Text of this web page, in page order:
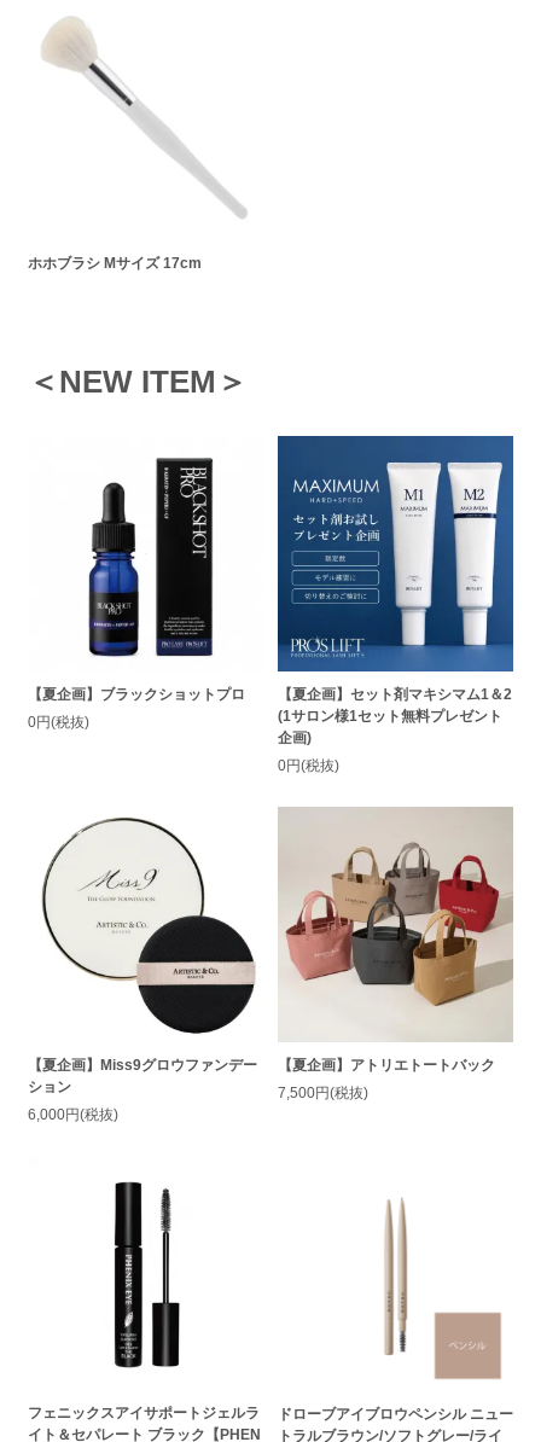
ホホブラシ Mサイズ 17cm
＜NEW ITEM＞
【夏企画】ブラックショットプロ
0円(税抜)
【夏企画】セット剤マキシマム1＆2
(1サロン様1セット無料プレゼント
企画)
0円(税抜)
【夏企画】Miss9グロウファンデー
ション
6,000円(税抜)
【夏企画】アトリエトートバック
7,500円(税抜)
フェニックスアイサポートジェルラ
イト＆セパレート ブラック【PHEN
ドローブアイブロウペンシル ニュー
トラルブラウン/ソフトグレー/ライ